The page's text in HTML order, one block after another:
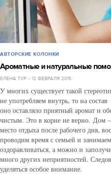
АВТОРСКИЕ КОЛОНКИ
Ароматные и натуральные
ЕЛЕНА ТУР 12 ФЕВРАЛЯ 2015
У многих существует такой
не употребляем внутрь, то на
оно оставляло приятный аромат и
чистым. Это в корне не верно. Дом
место отдыха после рабочего дня,
проводим время с семьей и
оздоравливаться, а можно и
много других неприятностей.
уделяться особое внимание.